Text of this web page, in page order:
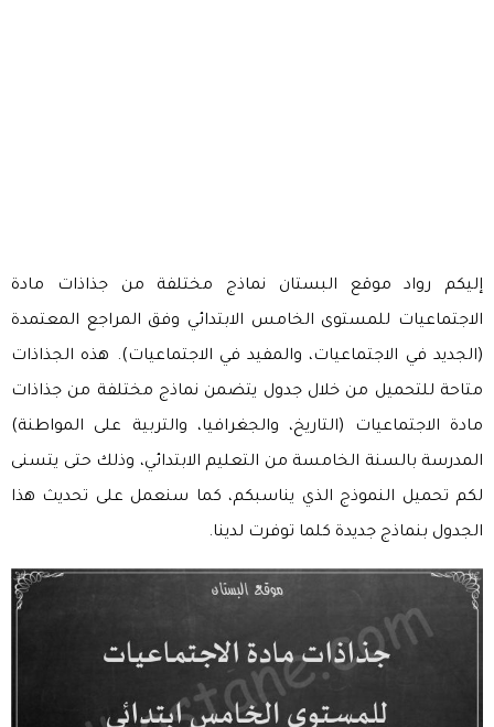
إليكم رواد موقع البستان نماذج مختلفة من جذاذات مادة
الاجتماعيات للمستوى الخامس الابتدائي وفق المراجع المعتمدة
(الجديد في الاجتماعيات، والمفيد في الاجتماعيات). هذه الجذاذات
متاحة للتحميل من خلال جدول يتضمن نماذج مختلفة من جذاذات
مادة الاجتماعيات (التاريخ، والجغرافيا، والتربية على المواطنة)
المدرسة بالسنة الخامسة من التعليم الابتدائي، وذلك حتى يتسنى
لكم تحميل النموذج الذي يناسبكم، كما سنعمل على تحديث هذا
الجدول بنماذج جديدة كلما توفرت لدينا.